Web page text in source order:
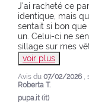
J'ai racheté ce
identique, mais
sentait si bon
un. Celui-ci ne
sillage sur mes
voir plus
Avis du 07/02/2026 ,
Roberta T.
pupa.it (it)